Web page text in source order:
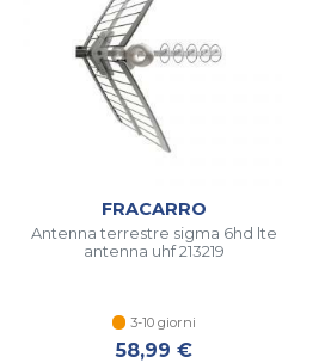
FRACARRO
Antenna terrestre sigma 6hd lte
antenna uhf 213219
3-10 giorni
58,99 €